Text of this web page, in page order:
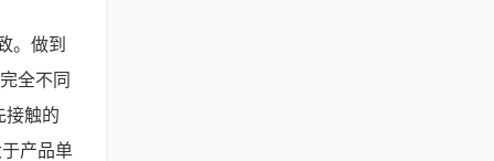
。做到
全不同
接触的
产品单